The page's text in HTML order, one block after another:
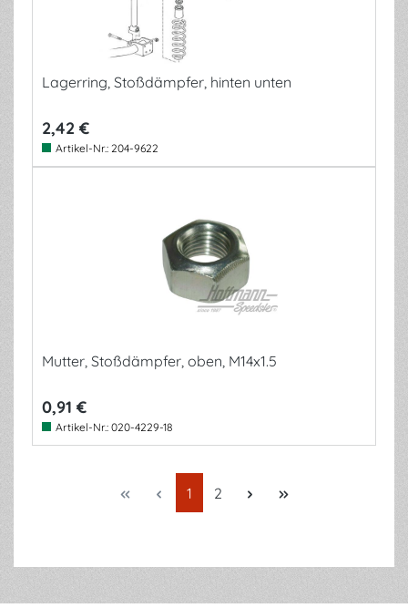
Lagerring, Stoßdämpfer, hinten unten
2,42 €
Artikel-Nr.: 204-9622
Mutter, Stoßdämpfer, oben, M14x1.5
0,91 €
Artikel-Nr.: 020-4229-18
Seite
1 Seite
2